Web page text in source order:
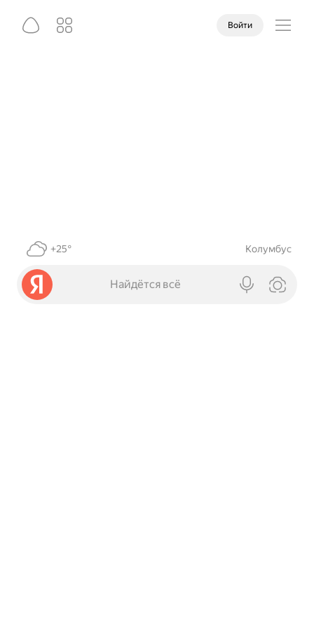
Войти
+25° Колумбус
Найдётся всё